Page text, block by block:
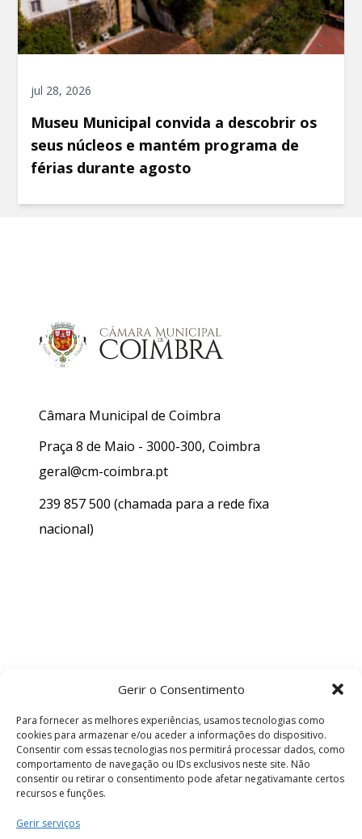
Gerir o Consentimento
Para fornecer as melhores experiências, usamos tecnologias como
cookies para armazenar e/ou aceder a informações do dispositivo.
Consentir com essas tecnologias nos permitirá processar dados, como
comportamento de navegação ou IDs exclusivos neste site. Não
consentir ou retirar o consentimento pode afetar negativamante certos
recursos e funções.
Gerir serviços
jul 28, 2026
Museu Municipal convida a descobrir os
seus núcleos e mantém programa de
férias durante agosto
Câmara Municipal de Coimbra
Praça 8 de Maio - 3000-300, Coimbra
geral@cm-coimbra.pt
239 857 500 (chamada para a rede fixa
nacional)
Termos e Condições